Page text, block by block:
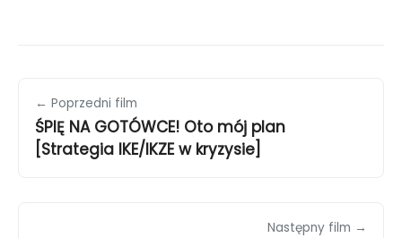
← Poprzedni film
ŚPIĘ NA GOTÓWCE! Oto mój plan
[Strategia IKE/IKZE w kryzysie]
Następny film →